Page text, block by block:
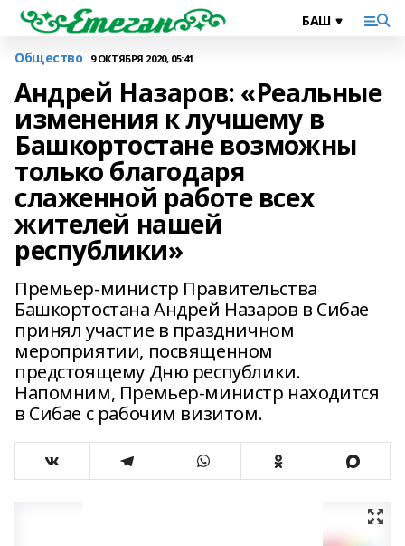
Общество 9 ОКТЯБРЯ 2020, 05:41
Андрей Назаров: «Реальные
изменения к лучшему в
Башкортостане возможны
только благодаря
слаженной работе всех
жителей нашей
республики»
Премьер-министр Правительства
Башкортостана Андрей Назаров в Сибае
принял участие в праздничном
мероприятии, посвященном
предстоящему Дню республики.
Напомним, Премьер-министр находится
в Сибае с рабочим визитом.